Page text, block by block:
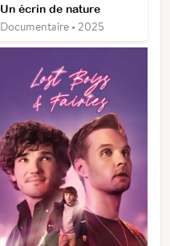
Un écrin de nature
Documentaire • 2025